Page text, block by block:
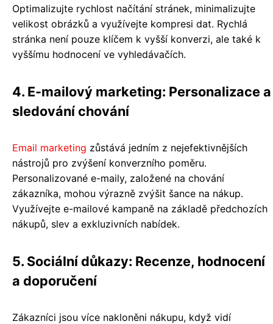
Optimalizujte rychlost načítání stránek, minimalizujte
velikost obrázků a využívejte kompresi dat. Rychlá
stránka není pouze klíčem k vyšší konverzi, ale také k
vyššímu hodnocení ve vyhledávačích.
4. E-mailový marketing: Personalizace a
sledování chování
Email marketing zůstává jedním z nejefektivnějších
nástrojů pro zvýšení konverzního poměru.
Personalizované e-maily, založené na chování
zákazníka, mohou výrazně zvýšit šance na nákup.
Využívejte e-mailové kampaně na základě předchozích
nákupů, slev a exkluzivních nabídek.
5. Sociální důkazy: Recenze, hodnocení
a doporučení
Zákazníci jsou více nakloněni nákupu, když vidí